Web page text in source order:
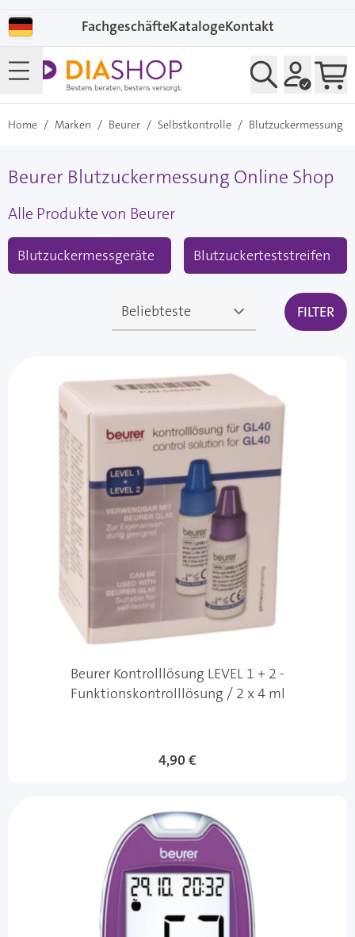
FachgeschäfteKatalogeKontakt
Home / Marken / Beurer / Selbstkontrolle / Blutzuckermessung
Beurer Blutzuckermessung Online Shop
Alle Produkte von Beurer
Blutzuckermessgeräte Blutzuckerteststreifen
FILTER
Beurer Kontrolllösung LEVEL 1 + 2 -
Funktionskontrolllösung / 2 x 4 ml
4,90 €